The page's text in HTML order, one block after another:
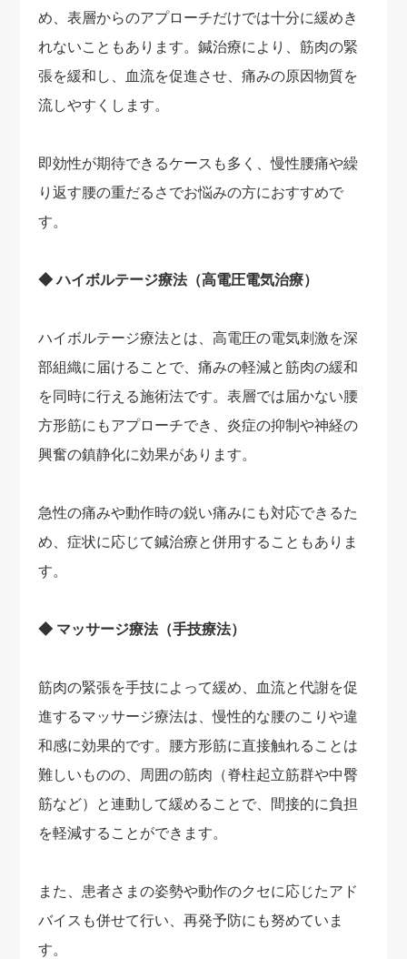
め、表層からのアプローチだけでは十分に緩めき
れないこともあります。鍼治療により、筋肉の緊
張を緩和し、血流を促進させ、痛みの原因物質を
流しやすくします。
即効性が期待できるケースも多く、慢性腰痛や繰
り返す腰の重だるさでお悩みの方におすすめで
す。
◆ ハイボルテージ療法（高電圧電気治療）
ハイボルテージ療法とは、高電圧の電気刺激を深
部組織に届けることで、痛みの軽減と筋肉の緩和
を同時に行える施術法です。表層では届かない腰
方形筋にもアプローチでき、炎症の抑制や神経の
興奮の鎮静化に効果があります。
急性の痛みや動作時の鋭い痛みにも対応できるた
め、症状に応じて鍼治療と併用することもありま
す。
◆ マッサージ療法（手技療法）
筋肉の緊張を手技によって緩め、血流と代謝を促
進するマッサージ療法は、慢性的な腰のこりや違
和感に効果的です。腰方形筋に直接触れることは
難しいものの、周囲の筋肉（脊柱起立筋群や中臀
筋など）と連動して緩めることで、間接的に負担
を軽減することができます。
また、患者さまの姿勢や動作のクセに応じたアド
バイスも併せて行い、再発予防にも努めていま
す。